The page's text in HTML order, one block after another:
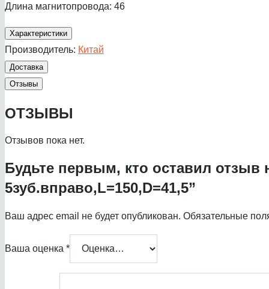
Длина магнитопровода: 46
Характеристики
Производитель: Китай
Доставка
Отзывы
ОТЗЫВЫ
Отзывов пока нет.
Будьте первым, кто оставил отзыв
5зуб.вправо,L=150,D=41,5”
Ваш адрес email не будет опубликован. Обязательные
Ваша оценка *